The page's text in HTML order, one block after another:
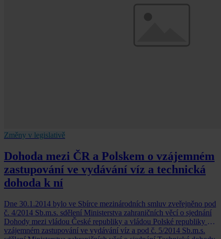
Změny v legislativě
Dohoda mezi ČR a Polskem o vzájemném
zastupování ve vydávání víz a technická
dohoda k ní
Dne 30.1.2014 bylo ve Sbírce mezinárodních smluv zveřejněno pod
č. 4/2014 Sb.m.s. sdělení Ministerstva zahraničních věcí o sjednání
Dohody mezi vládou České republiky a vládou Polské republiky o
vzájemném zastupování ve vydávání víz a pod č. 5/2014 Sb.m.s.